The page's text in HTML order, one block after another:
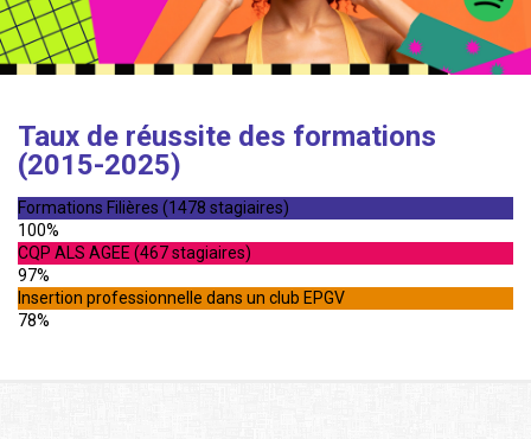
Taux de réussite des formations
(2015-2025)
Formations Filières (1478 stagiaires)
100%
CQP ALS AGEE (467 stagiaires)
97%
Insertion professionnelle dans un club EPGV
78%